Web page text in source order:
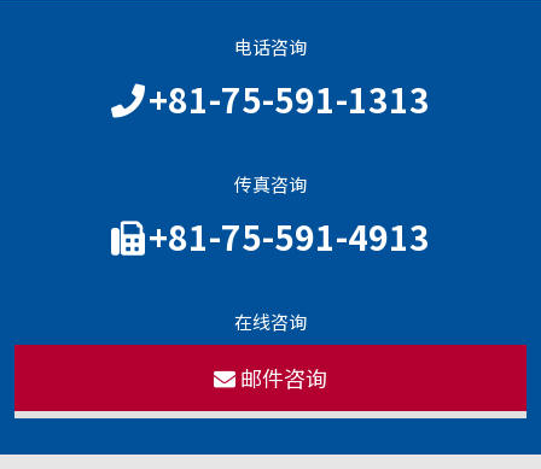
电话咨询
+81-75-591-1313
传真咨询
+81-75-591-4913
在线咨询
邮件咨询